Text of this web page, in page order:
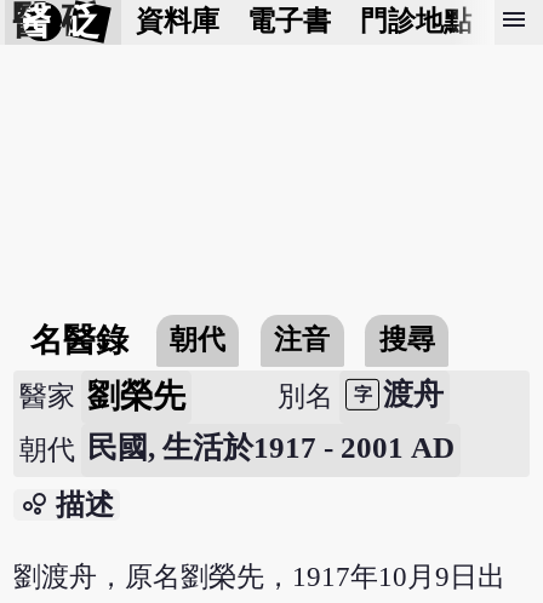
醫 砭 資料庫 電子書 門診地點 預
menu
名醫錄 朝代 注音
搜尋
醫家 劉榮先 別名 字 渡舟
朝代 民國, 生活於1917 - 2001 AD
bubble_chart 描述
劉渡舟，原名劉榮先，1917年10月9日出